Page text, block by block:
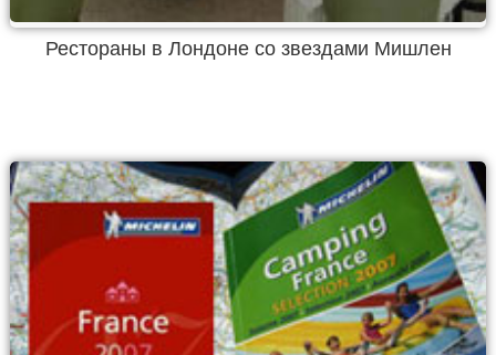
Рестораны в Лондоне со звездами Мишлен